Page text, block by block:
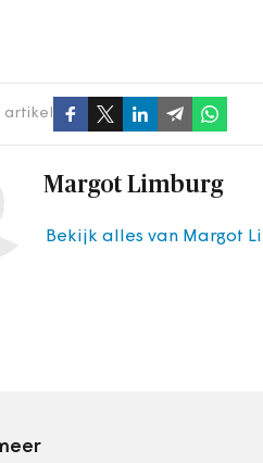
artikel
Margot Limburg
Bekijk alles van Margot